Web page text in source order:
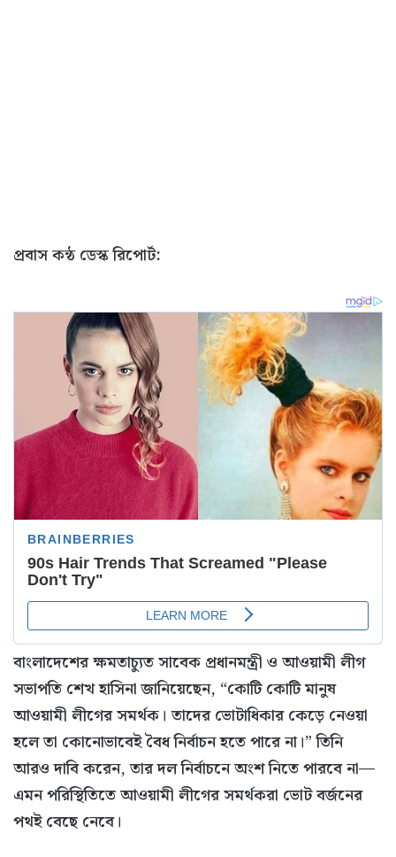
প্রবাস কন্ঠ ডেস্ক রিপোর্ট:
বাংলাদেশের ক্ষমতাচ্যুত সাবেক প্রধানমন্ত্রী ও আওয়ামী লীগ
সভাপতি শেখ হাসিনা জানিয়েছেন, “কোটি কোটি মানুষ
আওয়ামী লীগের সমর্থক। তাদের ভোটাধিকার কেড়ে নেওয়া
হলে তা কোনোভাবেই বৈধ নির্বাচন হতে পারে না।” তিনি
আরও দাবি করেন, তার দল নির্বাচনে অংশ নিতে পারবে না—
এমন পরিস্থিতিতে আওয়ামী লীগের সমর্থকরা ভোট বর্জনের
পথই বেছে নেবে।